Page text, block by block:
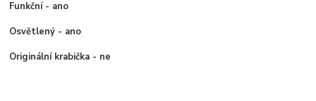
Funkční - ano
Osvětlený - ano
Originální krabička - ne